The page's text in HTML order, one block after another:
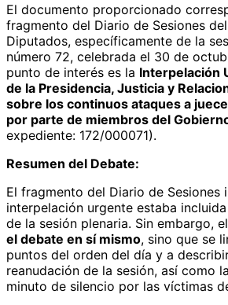
El documento proporcionado
fragmento del Diario de Sesiones
Diputados, específicamente de la
número 72, celebrada el 30 de
punto de interés es la Interpelación
de la Presidencia, Justicia y
sobre los continuos ataques a
por parte de miembros del
expediente: 172/000071).
Resumen del Debate:
El fragmento del Diario de Sesiones
interpelación urgente estaba
de la sesión plenaria. Sin embargo,
el debate en sí mismo, sino que se
puntos del orden del día y a
reanudación de la sesión, así como
minuto de silencio por las víctimas